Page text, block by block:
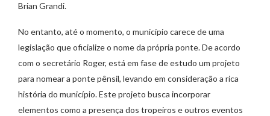
Brian Grandi.
No entanto, até o momento, o município carece de uma
legislação que oficialize o nome da própria ponte. De acordo
com o secretário Roger, está em fase de estudo um projeto
para nomear a ponte pênsil, levando em consideração a rica
história do município. Este projeto busca incorporar
elementos como a presença dos tropeiros e outros eventos